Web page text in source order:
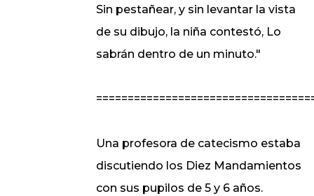
Sin pestañear, y sin levantar la vista
de su dibujo, la niña contestó, Lo
sabrán dentro de un minuto."
Una profesora de catecismo estaba
discutiendo los Diez Mandamientos
con sus pupilos de 5 y 6 años.